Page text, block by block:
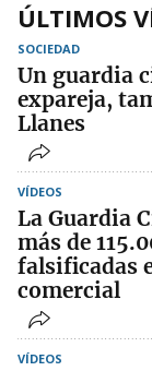
ÚLTIMOS
SOCIEDAD
Un guardia
expareja,
Llanes
VÍDEOS
La Guardia
más de
falsificadas
comercial
VÍDEOS